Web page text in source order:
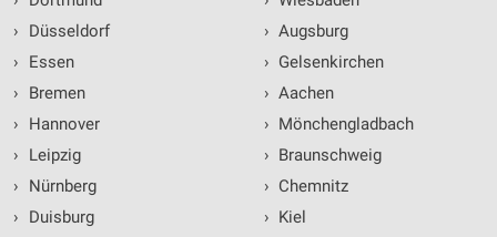
›
Düsseldorf
›
Essen
›
Bremen
›
Hannover
›
Leipzig
›
Nürnberg
›
Duisburg
› Augsburg
› Gelsenkirchen
› Aachen
› Mönchengladbach
› Braunschweig
› Chemnitz
› Kiel